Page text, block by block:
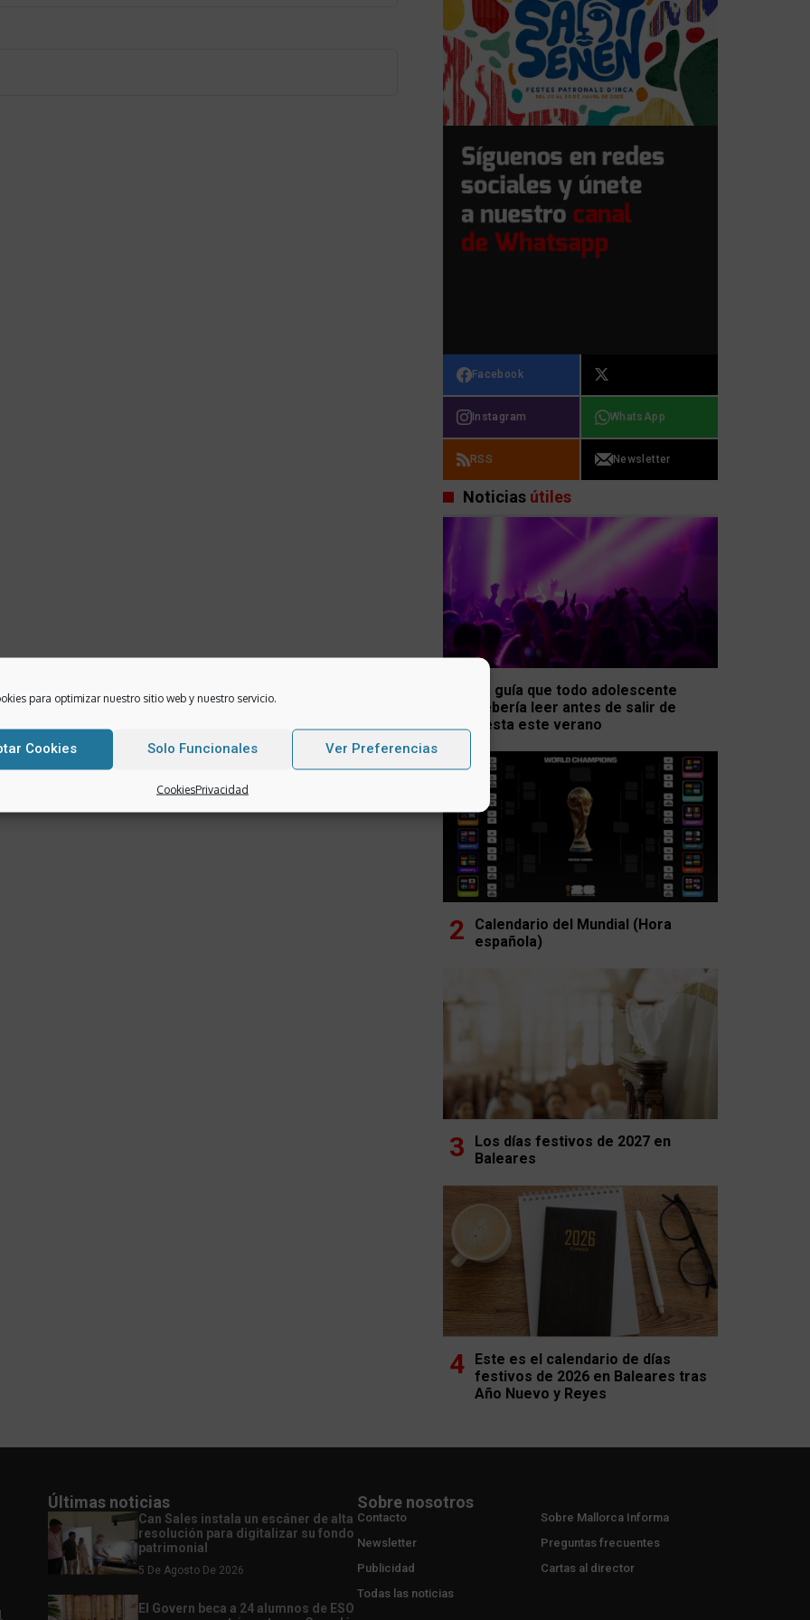
para optimizar nuestro sitio web y nuestro servicio.
Cookies Solo Funcionales Ver Preferencias
CookiesPrivacidad
Facebook
Instagram WhatsApp
RSS Newsletter
Noticias útiles
La guía que todo adolescente
debería leer antes de salir de
fiesta este verano
Calendario del Mundial (Hora
española)
Los días festivos de 2027 en
Baleares
Este es el calendario de días
festivos de 2026 en Baleares tras
Año Nuevo y Reyes
Últimas noticias
Can Sales instala un escáner de alta
resolución para digitalizar su fondo
patrimonial
5 De Agosto De 2026
El Govern beca a 24 alumnos de ESO
Sobre nosotros
Contacto
Sobre Mallorca Informa
Newsletter
Preguntas frecuentes
Publicidad
Cartas al director
Todas las noticias